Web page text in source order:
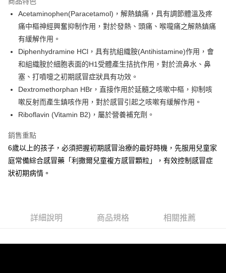
成交易。
3.實際核准額度、可分期數及費用金額請依後續交易確認頁面所載為準。
4.訂單成立30分鐘內，如未前往確認交易或遇審核未通過，訂單將自動取
法說明評估內容。
【繳款方式說明】
1.分期款項不併入電信帳單，「大哥付你分期」於每月結算日後寄送繳費提
醒簡訊。
2.透過簡訊連結打開帳單後，可選擇「超商條碼／台灣大直營門市／銀行轉
帳／街口支付／iPASS MONEY」等通路繳費。
【注意事項】
1.本服務係由「台灣大哥大股份有限公司」（以下簡稱本公司）所提供，讓
買賣價金債權讓與本公司後，依約使用本公司帳單繳交帳款。
資料（包含姓名、電話或地址）提供予台灣大哥大進項蒐集、處理及利用，
由本公司與您本人進行分期帳單所需資料之確認、核對及更正。
3.完整用戶服務條款，請詳閱以下連結：
AFTEE先享後付是「在收到商品之後才付款」的支付方式。 讓您購物簡單
１．簡單：不需註冊會員、不需綁卡、不需儲值。
２．便利：只要手機號碼，簡訊認證，即可結帳。
３．安心：先確認商品／服務後，再付款。
【「AFTEE先享後付」結帳流程】
１．於結帳方式選擇「AFTEE先享後付」後，將跳轉至「AFTEE先享後付」
２．訂單成立數日內，您將收到繳費通知簡訊。
３．收到繳費通知簡訊後14天內，點擊此簡訊中的連結，可透過四大超商／
ATM／網路銀行／等多元方式進行付款，方視為交易完成。
※ 請注意：結帳手續完成當下不需立刻繳費，但若您需要取消訂單，請聯絡
後付繳納相關費用。
※ 交易是否成功請以「AFTEE先享後付 」之結帳頁面顯示為準，若有關於
是否繳費成功／繳費後需取消欲退款等相關疑問，請聯繫「AFTEE先享後付
客戶支援中心」https://netprotections.freshdesk.com/support/home
２．關於個人資料處理事宜，請瀏覽以下網址：
全家取貨付款
每筆NT$65，滿NT$1,300(含以上)免運費
7-11取貨付款
每筆NT$65，滿NT$1,300(含以上)免運費
宅配
Acetaminophen(Paracetamol)，解熱鎮痛，具有調節體溫及疼
痛中樞神經興奮抑制作用，對於發熱、頭痛、喉嚨痛之解熱鎮痛
有緩解作用。
Diphenhydramine HCl，具有抗組織胺(Antihistamine)作用，會
和組織胺於細胞表面的H1受體產生拮抗作用，對於流鼻水、鼻
塞、打噴嚏之初期感冒症狀具有功效。
Dextromethorphan HBr，直接作用於延髓之咳嗽中樞，抑制咳
嗽反射而產生鎮咳作用，對於感冒引起之咳嗽有緩解作用。
Riboflavin (Vitamin B2)，屬於營養補充劑。
銷售重點
6歲以上的孩子，必須把握初期感冒治療的最好時機，先服用兒童家
庭常備綜合感冒藥「利撒爾兒童複方感冒顆粒」，有效控制感冒症
狀初期病情。
詳細說明 商品規格 相關推薦